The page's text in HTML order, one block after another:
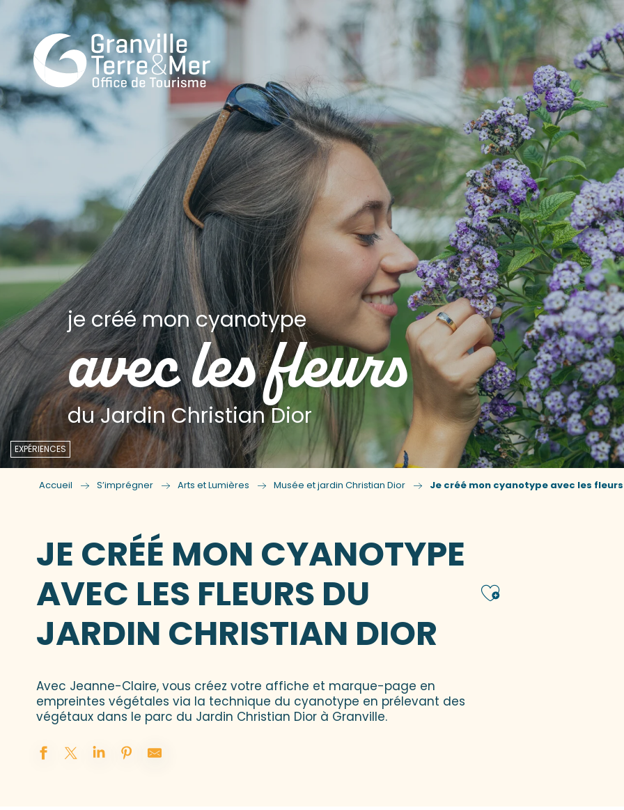
je créé mon cyanotype
avec les fleurs
du Jardin Christian Dior
EXPÉRIENCES
Accueil S’imprégner Arts et Lumières Musée et jardin Christian Dior Je créé mon cyanotype avec les
JE CRÉÉ MON CYANOTYPE
AVEC LES FLEURS DU
JARDIN CHRISTIAN DIOR
Ajouter
Avec Jeanne-Claire, vous créez votre affiche et marque-page en
empreintes végétales via la technique du cyanotype en prélevant des
végétaux dans le parc du Jardin Christian Dior à Granville.